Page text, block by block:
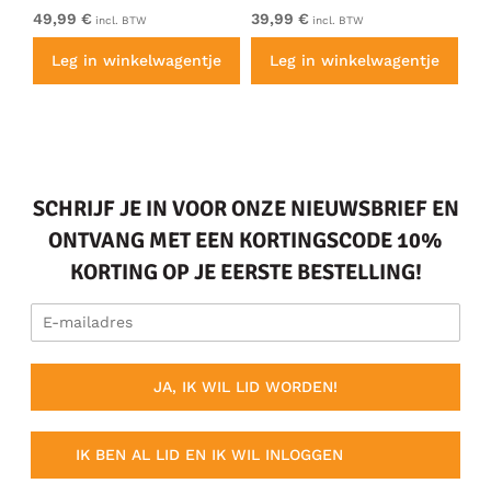
49,99 € incl. BTW
Leg in winkelwagentje
39,99 € incl. BTW
Leg in winkelwagentje
SCHRIJF JE IN VOOR ONZE NIEUWSBRIEF EN
ONTVANG MET EEN KORTINGSCODE 10%
KORTING OP JE EERSTE BESTELLING!
JA, IK WIL LID WORDEN!
IK BEN AL LID EN IK WIL INLOGGEN